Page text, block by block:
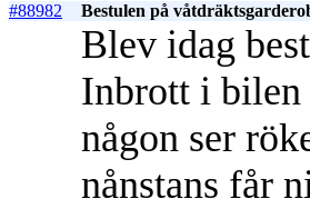
#88982
Bestulen på
Blev idag
Inbrott i bilen
någon ser
nånstans får